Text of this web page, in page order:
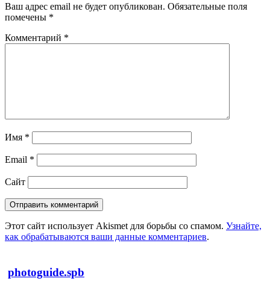
Ваш адрес email не будет опубликован. Обязательные поля
помечены *
Комментарий *
Имя *
Email *
Сайт
Этот сайт использует Akismet для борьбы со спамом. Узнайте,
как обрабатываются ваши данные комментариев.
photoguide.spb